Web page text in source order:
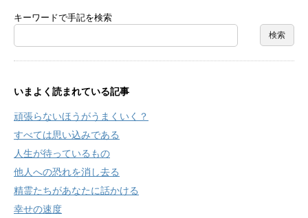
キーワードで手記を検索
いまよく読まれている記事
頑張らないほうがうまくいく？
すべては思い込みである
人生が待っているもの
他人への恐れを消し去る
精霊たちがあなたに話かける
幸せの速度